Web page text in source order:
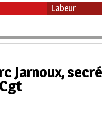
Labeur
Jarnoux,